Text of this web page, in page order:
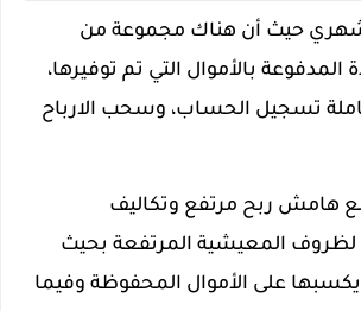
حيث أن هناك مجموعة من
بالأموال التي تم توفيرها،
تسجيل الحساب، وسحب الارباح
هامش ربح مرتفع وتكاليف
المعيشية المرتفعة بحيث
على الأموال المحفوظة وفيما